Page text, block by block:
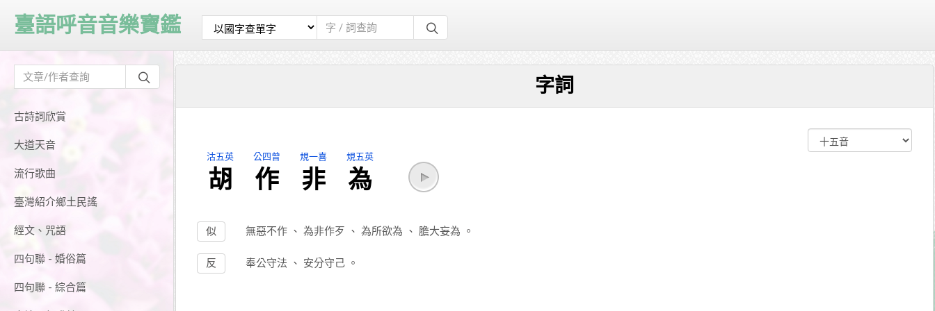
古詩詞欣賞
大道天音
流行歌曲
臺灣紹介鄉土民謠
經文、咒語
四句聯 - 婚俗篇
四句聯 - 綜合篇
臺語呼音音樂寶鑑
字詞
沽五英
胡
公四曾
作
規一喜
非
規五英
為
無惡不作 、 為非作歹 、 為所欲為 、 膽大妄為 。
似
奉公守法 、 安分守己 。
反